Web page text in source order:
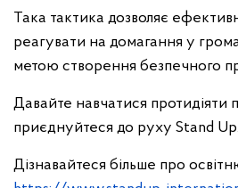
Така тактика дозволяє
реагувати на домагання у
метою створення безпечного
Давайте навчатися протидіяти
приєднуйтеся до руху Stand Up.
Дізнавайтеся більше про